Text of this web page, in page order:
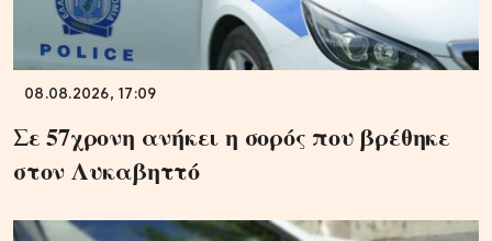
08.08.2026, 17:09
Σε 57χρονη ανήκει η σορός που βρέθηκε
στον Λυκαβηττό